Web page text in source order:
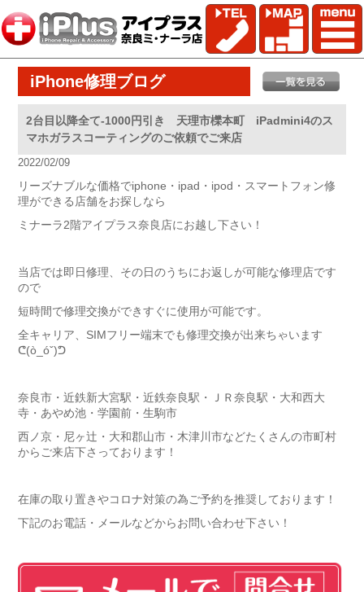
iPhone修理ブログ
2台目以降全て-1000円引き 天理市櫟本町 iPadmini4のス
マホガラスコーティングのご依頼でご来店
2022/02/09
リーズナブルな価格でiphone・ipad・ipod・スマートフォン修
理ができる店舗をお探しなら
ミナーラ2階アイプラス奈良店にお越し下さい！
当店では即日修理、その日のうちにお返しが可能な修理店です
ので
短時間で修理交換ができすぐに使用が可能です。
全キャリア、SIMフリー端末でも修理交換が出来ちゃいます
ᕦ(ò_óˇ)ᕤ
奈良市・近鉄新大宮駅・近鉄奈良駅・ＪＲ奈良駅・大和西大
寺・あやめ池・学園前・生駒市
西ノ京・尼ヶ辻・大和郡山市・木津川市などたくさんの市町村
からご来店下さっております！
在庫の取り置きやコロナ対策の為ご予約を推奨しております！
下記のお電話・メールなどからお問い合わせ下さい！